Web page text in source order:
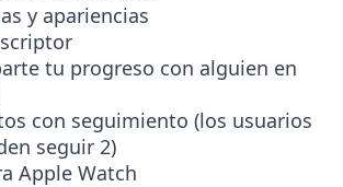
y apariencias
tu progreso con alguien en
con seguimiento (los usuarios
seguir 2)
Apple Watch